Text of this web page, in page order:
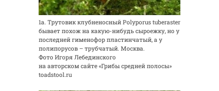
1а. Трутовик клубненосный Polyporus tuberaster
бывает похож на какую-нибудь сыроежку, но у
последней гименофор пластинчатый, а у
полипорусов – трубчатый. Москва.
Фото Игоря Лебединского
на авторском сайте «Грибы средней полосы»
toadstool.ru